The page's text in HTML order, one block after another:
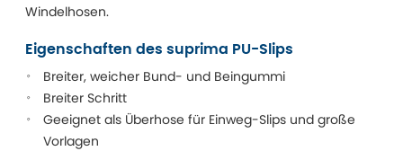
Windelhosen.
Eigenschaften des suprima PU-Slips
Breiter, weicher Bund- und Beingummi
Breiter Schritt
Geeignet als Überhose für Einweg-Slips und große
Vorlagen